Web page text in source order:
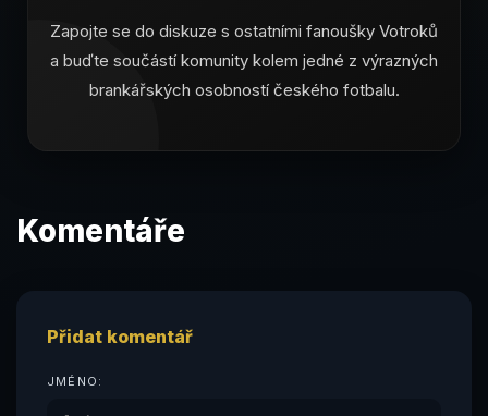
Zapojte se do diskuze s ostatními fanoušky Votroků
a buďte součástí komunity kolem jedné z výrazných
brankářských osobností českého fotbalu.
Komentáře
Přidat komentář
JMÉNO: